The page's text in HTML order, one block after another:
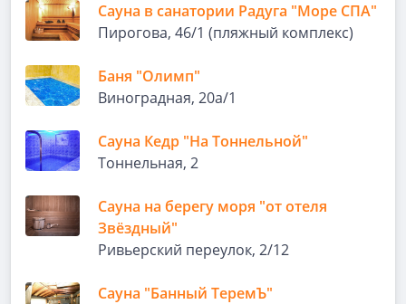
Сауна в санатории Радуга "Море СПА"
Пирогова, 46/1 (пляжный комплекс)
Баня "Олимп"
Виноградная, 20а/1
Сауна Кедр "На Тоннельной"
Тоннельная, 2
Сауна на берегу моря "от отеля
Звёздный"
Ривьерский переулок, 2/12
Сауна "Банный ТеремЪ"